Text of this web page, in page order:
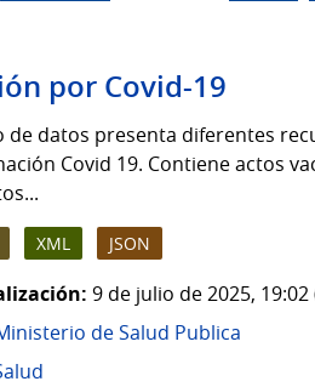
por Covid-19
de datos presenta diferentes
Covid 19. Contiene actos
XML JSON
9 de julio de 2025, 19:02
de Salud Publica